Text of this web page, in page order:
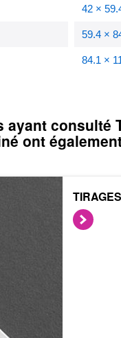
42 ×
59.4 ×
84.1 ×
ayant consulté
ont